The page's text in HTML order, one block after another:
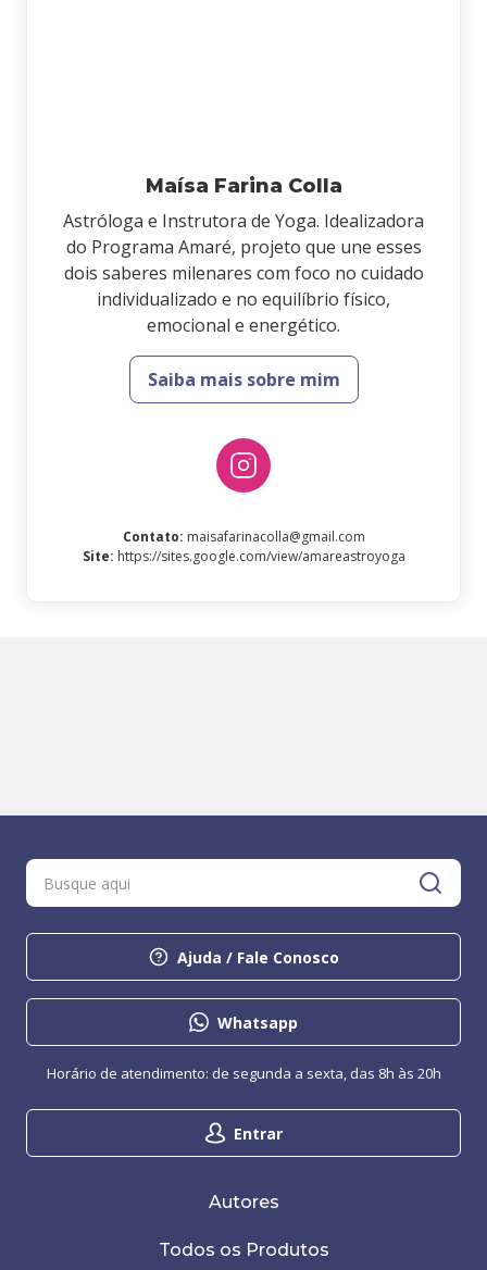
Maísa Farina Colla
Astróloga e Instrutora de Yoga. Idealizadora
do Programa Amaré, projeto que une esses
dois saberes milenares com foco no cuidado
individualizado e no equilíbrio físico,
emocional e energético.
Saiba mais sobre mim
Contato: maisafarinacolla@gmail.com
Site: https://sites.google.com/view/amareastroyoga
Ajuda / Fale Conosco
Whatsapp
Entrar
Horário de atendimento: de segunda a sexta, das 8h às 20h
Autores
Todos os Produtos